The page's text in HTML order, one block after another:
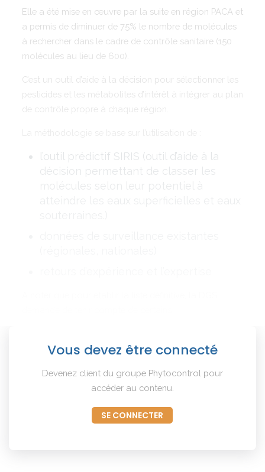
Elle a été mise en œuvre par la suite en région PACA et
a permis de diminuer de 75% le nombre de molécules
à rechercher dans le cadre de contrôle sanitaire (150
molécules au lieu de 600).
C’est un outil d’aide à la décision pour sélectionner les
pesticides et les métabolites d’intérêt à intégrer au plan
l’outil prédictif SIRIS (outil d’aide à la
décision permettant de classer les
Vous devez être connecté
Devenez client du groupe Phytocontrol pour
accéder au contenu.
SE CONNECTER